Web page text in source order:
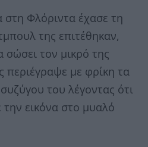
στη Φλόριντα έχασε τη
της επιτέθηκαν,
τον μικρό της
περιέγραψε με φρίκη τα
του λέγοντας ότι
εικόνα στο μυαλό